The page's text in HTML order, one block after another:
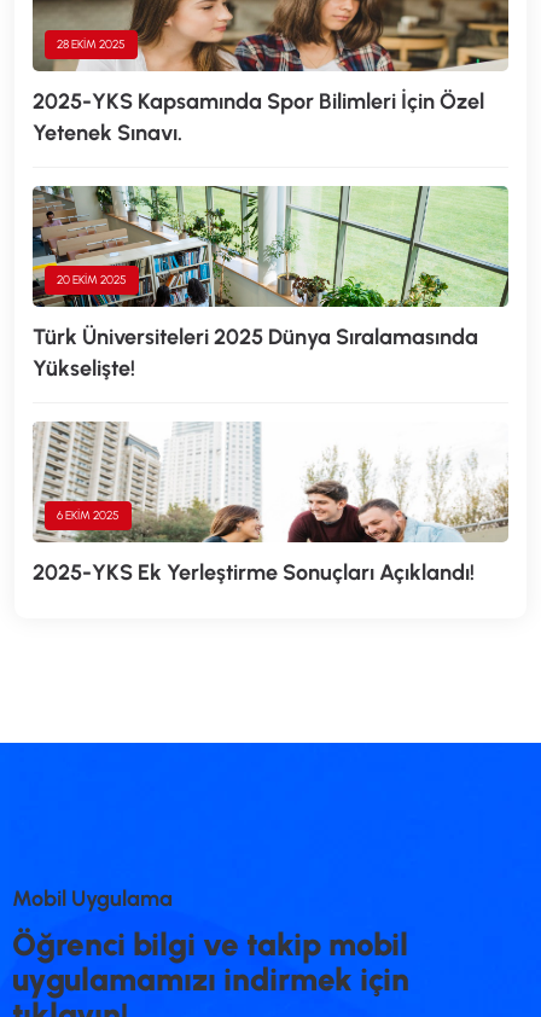
28 EKIM 2025
2025-YKS Kapsamında Spor Bilimleri İçin Özel
Yetenek Sınavı.
20 EKIM 2025
Türk Üniversiteleri 2025 Dünya Sıralamasında
Yükselişte!
6 EKIM 2025
2025-YKS Ek Yerleştirme Sonuçları Açıklandı!
Mobil Uygulama
Öğrenci bilgi ve takip mobil
uygulamamızı indirmek için